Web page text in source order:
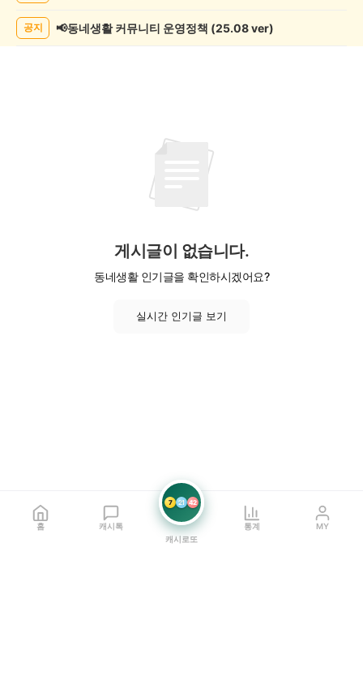
목
공지 📢동네생활 커뮤니티 운영정책 (25.08 ver)
게시글이 없습니다.
동네생활 인기글을 확인하시겠어요?
실시간 인기글 보기
홈 캐시톡
7 21 42
캐시로또
통계 MY